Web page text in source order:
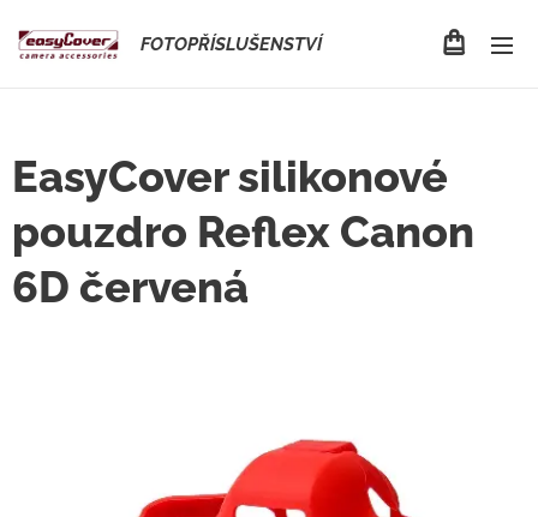
FOTOPŘÍSLUŠENSTVÍ
EasyCover silikonové
pouzdro Reflex Canon
6D červená